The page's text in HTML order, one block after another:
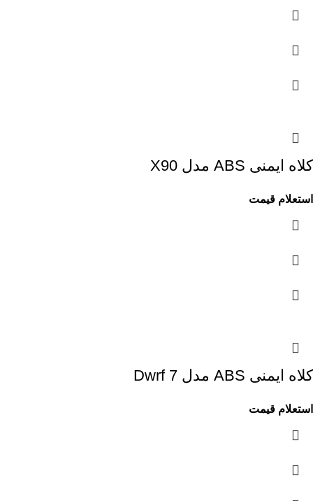
کلاه ایمنی ABS مدل X90
استعلام قیمت
کلاه ایمنی ABS مدل Dwrf 7
استعلام قیمت